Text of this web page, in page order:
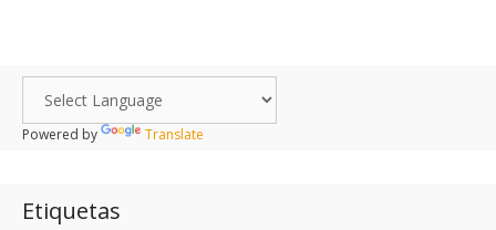
Powered by Translate
Etiquetas